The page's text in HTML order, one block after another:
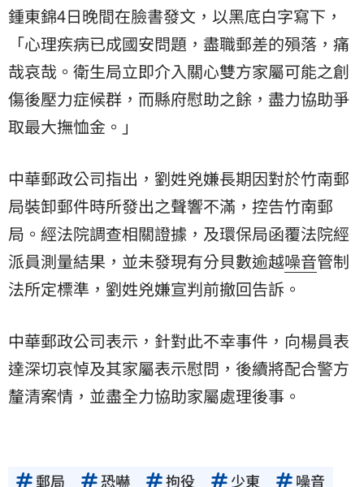
鍾東錦4日晚間在臉書發文，以黑底白字寫下，
「心理疾病已成國安問題，盡職郵差的殞落，痛
哉哀哉。衛生局立即介入關心雙方家屬可能之創
傷後壓力症候群，而縣府慰助之餘，盡力協助爭
取最大撫恤金。」
中華郵政公司指出，劉姓兇嫌長期因對於竹南郵
局裝卸郵件時所發出之聲響不滿，控告竹南郵
局。經法院調查相關證據，及環保局函覆法院經
派員測量結果，並未發現有分貝數逾越噪音管制
法所定標準，劉姓兇嫌宣判前撤回告訴。
中華郵政公司表示，針對此不幸事件，向楊員表
達深切哀悼及其家屬表示慰問，後續將配合警方
釐清案情，並盡全力協助家屬處理後事。
郵局 恐嚇 拘役 少東 噪音